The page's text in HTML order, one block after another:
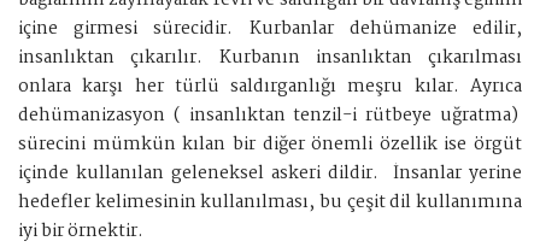
içine girmesi sürecidir. Kurbanlar dehümanize edilir,
insanlıktan çıkarılır. Kurbanın insanlıktan çıkarılması
onlara karşı her türlü saldırganlığı meşru kılar. Ayrıca
dehümanizasyon ( insanlıktan tenzil-i rütbeye uğratma)
sürecini mümkün kılan bir diğer önemli özellik ise örgüt
içinde kullanılan geleneksel askeri dildir. İnsanlar yerine
hedefler kelimesinin kullanılması, bu çeşit dil kullanımına
iyi bir örnektir.